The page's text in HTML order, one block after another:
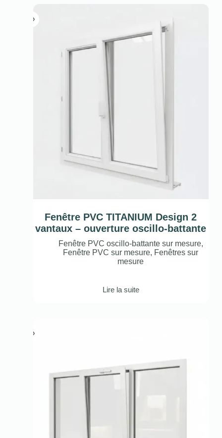
Fenêtre PVC TITANIUM Design 2
vantaux – ouverture oscillo-battante
Fenêtre PVC oscillo-battante sur mesure,
Fenêtre PVC sur mesure, Fenêtres sur
mesure
Lire la suite